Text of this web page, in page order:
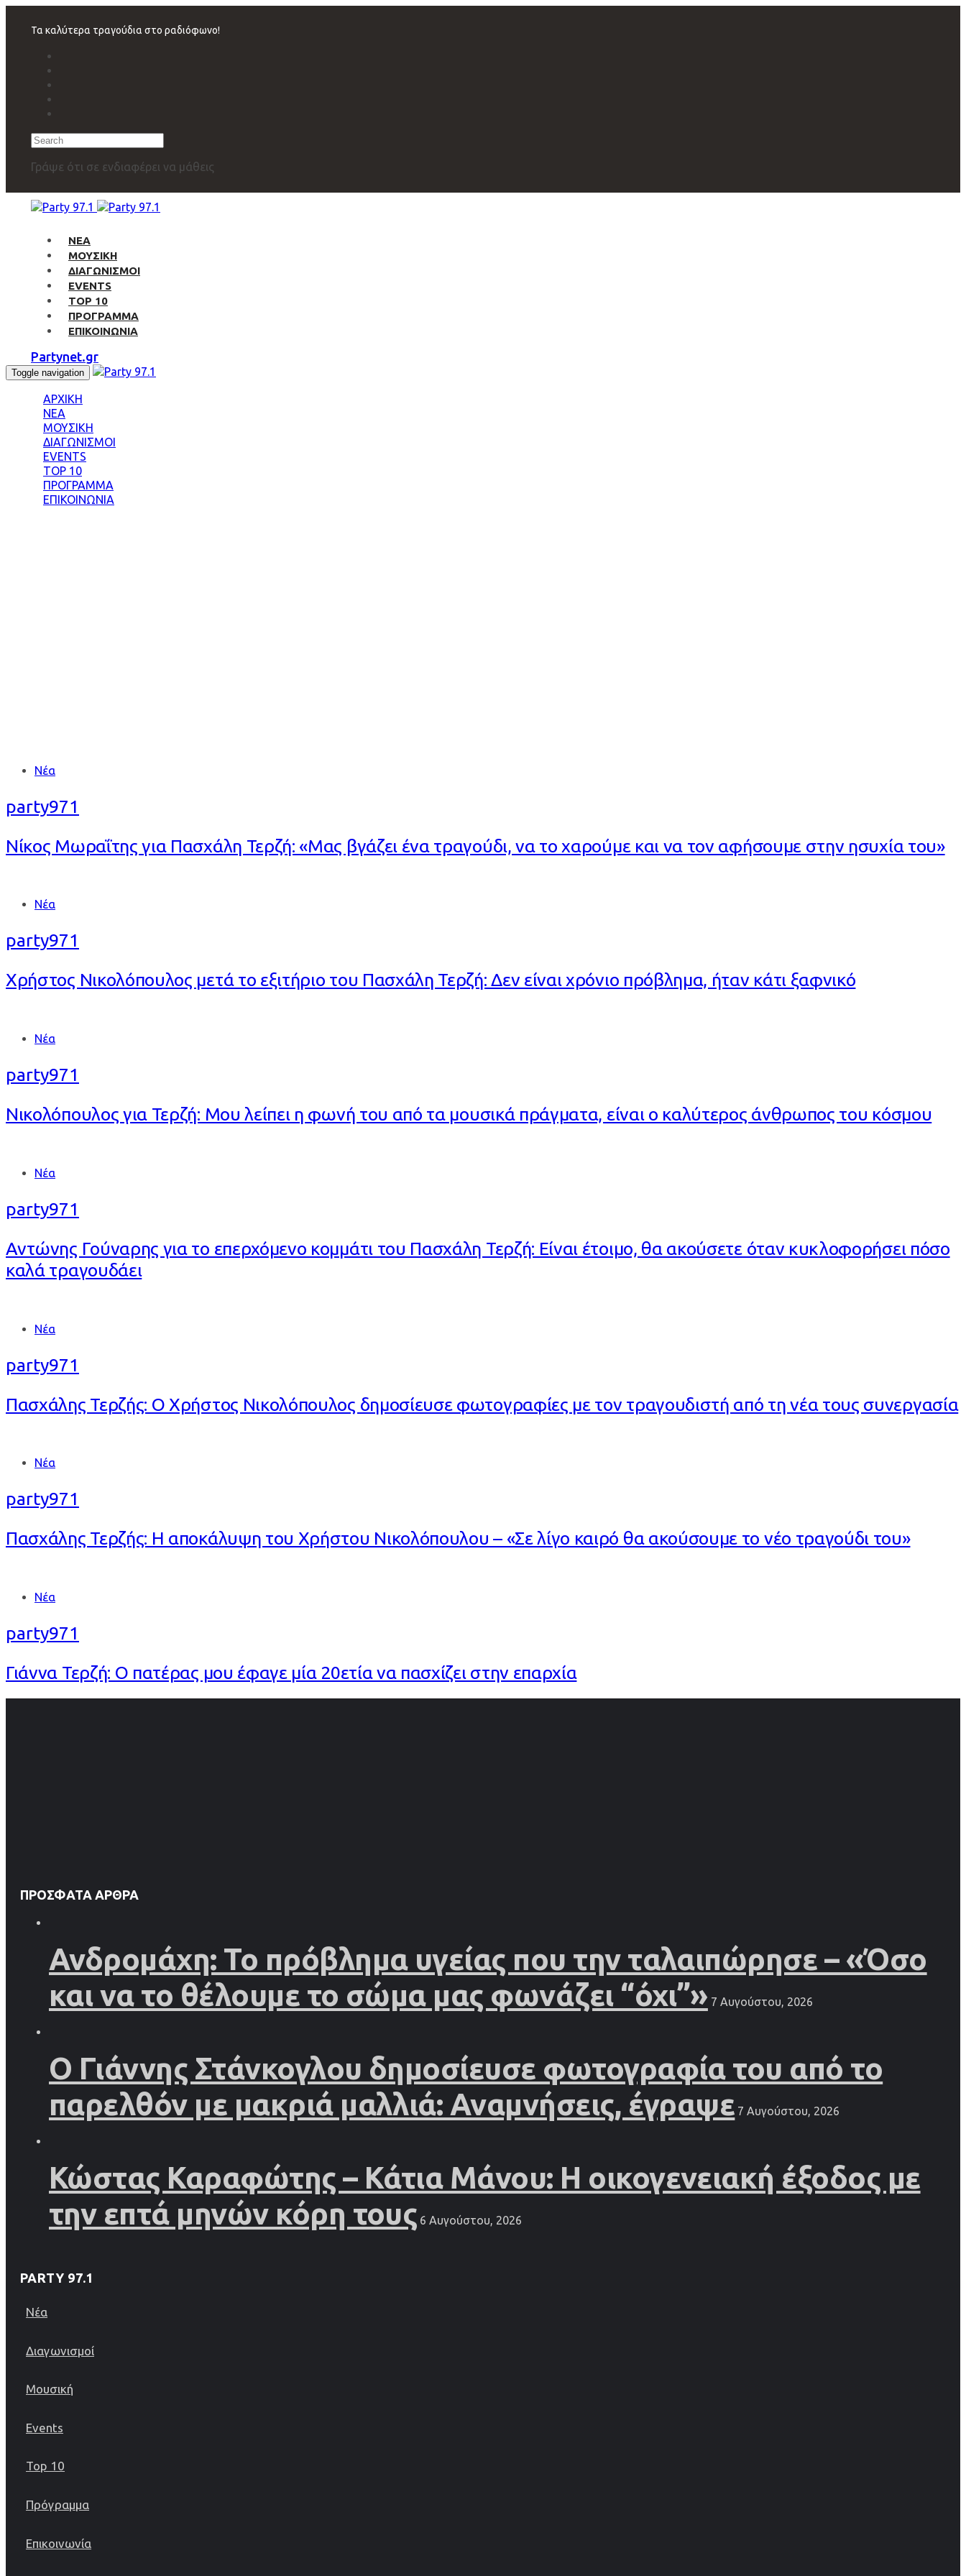
navigation
Τα καλύτερα τραγούδια στο ραδιόφωνο!
Search
Γράψε ότι σε ενδιαφέρει να μάθεις
ΝΕΑ
ΜΟΥΣΙΚΗ
ΔΙΑΓΩΝΙΣΜΟΙ
EVENTS
TOP 10
ΠΡΟΓΡΑΜΜΑ
ΕΠΙΚΟΙΝΩΝΙΑ
Partynet.gr
Toggle navigation
ΑΡΧΙΚΗ
ΝΕΑ
ΜΟΥΣΙΚΗ
ΔΙΑΓΩΝΙΣΜΟΙ
EVENTS
TOP 10
ΠΡΟΓΡΑΜΜΑ
ΕΠΙΚΟΙΝΩΝΙΑ
Tags Νέα
party971
Νίκος Μωραΐτης για Πασχάλη Τερζή: «Μας βγάζει ένα τραγούδι, να το χαρούμε και να τον αφήσουμε στην ησυχία του»
Tags Νέα
party971
Χρήστος Νικολόπουλος μετά το εξιτήριο του Πασχάλη Τερζή: Δεν είναι χρόνιο πρόβλημα, ήταν κάτι ξαφνικό
Tags Νέα
party971
Νικολόπουλος για Τερζή: Μου λείπει η φωνή του από τα μουσικά πράγματα, είναι ο καλύτερος άνθρωπος του κόσμου
Tags Νέα
party971
Αντώνης Γούναρης για το επερχόμενο κομμάτι του Πασχάλη Τερζή: Είναι έτοιμο, θα ακούσετε όταν κυκλοφορήσει πόσο
καλά τραγουδάει
Tags Νέα
party971
Πασχάλης Τερζής: O Χρήστος Νικολόπουλος δημοσίευσε φωτογραφίες με τον τραγουδιστή από τη νέα τους συνεργασία
Tags Νέα
party971
Πασχάλης Τερζής: Η αποκάλυψη του Χρήστου Νικολόπουλου – «Σε λίγο καιρό θα ακούσουμε το νέο τραγούδι του»
Tags Νέα
party971
Γιάννα Τερζή: Ο πατέρας μου έφαγε μία 20ετία να πασχίζει στην επαρχία
ΠΡΌΣΦΑΤΑ ΆΡΘΡΑ
Ανδρομάχη: Το πρόβλημα υγείας που την ταλαιπώρησε – «Όσο
και να το θέλουμε το σώμα μας φωνάζει “όχι”» 7 Αυγούστου, 2026
Ο Γιάννης Στάνκογλου δημοσίευσε φωτογραφία του από το
παρελθόν με μακριά μαλλιά: Αναμνήσεις, έγραψε 7 Αυγούστου, 2026
Κώστας Καραφώτης – Κάτια Μάνου: Η οικογενειακή έξοδος με
την επτά μηνών κόρη τους 6 Αυγούστου, 2026
PARTY 97.1
Νέα
Διαγωνισμοί
Μουσική
Events
Top 10
Πρόγραμμα
Επικοινωνία